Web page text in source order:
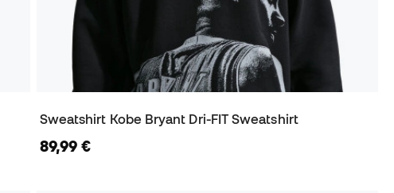
Sweatshirt Kobe Bryant Dri-FIT Sweatshirt
89,99 €